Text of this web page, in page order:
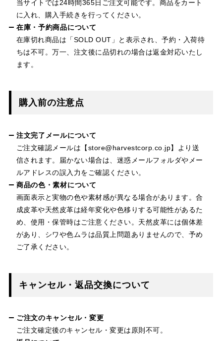
当サイトでは24時間365日ご注文可能です。商品をカート
に入れ、購入手続きを行ってください。
在庫・予約商品について
在庫切れ商品は「SOLD OUT」と表示され、予約・入荷待
ちは不可。万一、注文後に品切れの場合は返金対応いたし
ます。
購入前の注意点
注文完了メールについて
ご注文確認メールは【store@harvestcorp.co.jp】より送
信されます。届かない場合は、迷惑メールフォルダやメー
ルアドレスの誤入力をご確認ください。
商品の色・素材について
画面表示と実物の色や素材感が異なる場合があります。合
成皮革や天然皮革は経年変化や色移りする可能性があるた
め、使用・保管時はご注意ください。天然皮革には個体差
があり、シワや色ムラは品質上問題ありませんので、予め
ご了承ください。
キャンセル・返品交換について
ご注文のキャンセル・変更
ご注文確定後のキャンセル・変更は原則不可。